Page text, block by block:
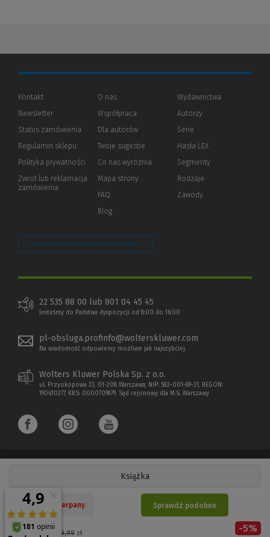
Książka
Cena regularna: 59,99zł
-5%
Nakład wyczerpany Sprawdź podobne
Kontakt
Newsletter
Status zamówienia
Regulamin sklepu
Polityka prywatności (Nowe
(Link
innej
Zwrot lub reklamacja
zamówienia
O nas
Współpraca
Dla autorów(Nowe
(Link
innej
strony)
Twoje sugestie
Co nas wyróżnia
Mapa strony
FAQ
Blog
Wydawnictwa
Autorzy
Serie
Hasła LEX
Segmenty
Rodzaje
Zawody
Zarządzaj preferencjami plików cookie
22 535 88 00 lub 801 04 45 45
Jesteśmy do Państwa dyspozycji od 8:00 do 16:00
pl-obsluga.profinfo@wolterskluwer.com
Na wiadomość odpowiemy możliwe jak najszybciej.
Wolters Kluwer Polska Sp. z o.o.
ul. Przyokopowa 33, 01-208 Warszawa; NIP: 583-001-89-31, REGON:
190610277, KRS: 0000709879, Sąd rejonowy dla M.S. Warszawy
Copyright 1997 - 2026 Wolters Kluwer Polska Sp. z o.o.
Płatności elektroniczne
(Nowe
(Link